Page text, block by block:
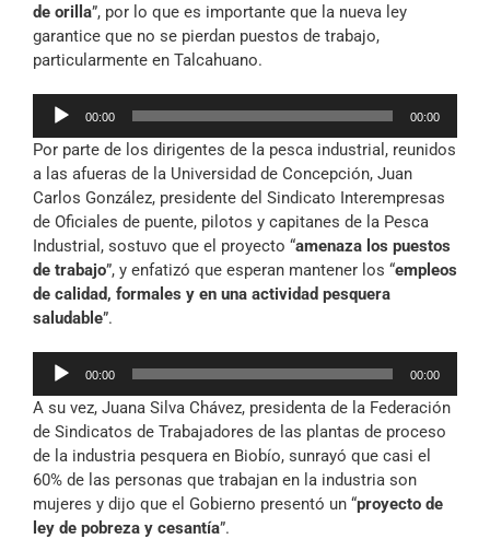
de orilla”, por lo que es importante que la nueva ley
garantice que no se pierdan puestos de trabajo,
particularmente en Talcahuano.
Reproductor
audio
00:00 00:00
Por parte de los dirigentes de la pesca industrial, reunidos
a las afueras de la Universidad de Concepción, Juan
Carlos González, presidente del Sindicato Interempresas
de Oficiales de puente, pilotos y capitanes de la Pesca
Industrial, sostuvo que el proyecto “amenaza los puestos
de trabajo”, y enfatizó que esperan mantener los “empleos
de calidad, formales y en una actividad pesquera
saludable”.
Reproductor
audio
00:00 00:00
A su vez, Juana Silva Chávez, presidenta de la Federación
de Sindicatos de Trabajadores de las plantas de proceso
de la industria pesquera en Biobío, sunrayó que casi el
60% de las personas que trabajan en la industria son
mujeres y dijo que el Gobierno presentó un “proyecto de
ley de pobreza y cesantía”.